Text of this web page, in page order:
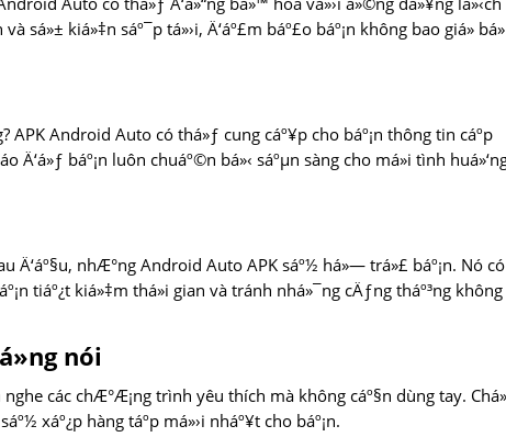
sá»± kiá»‡n sáº¯p tá»›i, Ä‘áº£m báº£o báº¡n không bao giá» bá»
APK Android Auto có thá»ƒ cung cáº¥p cho báº¡n thông tin cáº­p
Ä‘á»ƒ báº¡n luôn chuáº©n bá»‹ sáºµn sàng cho má»i tình
Ä‘áº§u, nhÆ°ng Android Auto APK sáº½ há»— trá»£ báº¡n. Nó có
tiáº¿t kiá»‡m thá»i gian và tránh nhá»¯ng cÄƒng tháº³ng không
nói
nghe các chÆ°Æ¡ng trình yêu thích mà không cáº§n dùng tay.
sáº½ xáº¿p hàng táº­p má»›i nháº¥t cho báº¡n.